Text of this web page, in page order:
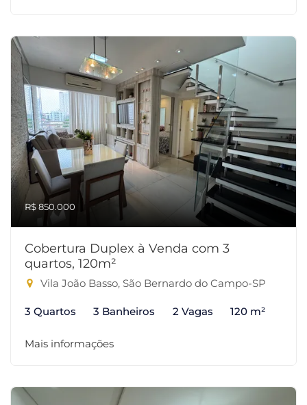
R$ 850.000
Cobertura Duplex à Venda com 3
quartos, 120m²
Vila João Basso, São Bernardo do Campo-SP
3 Quartos 3 Banheiros 2 Vagas 120 m²
Mais informações